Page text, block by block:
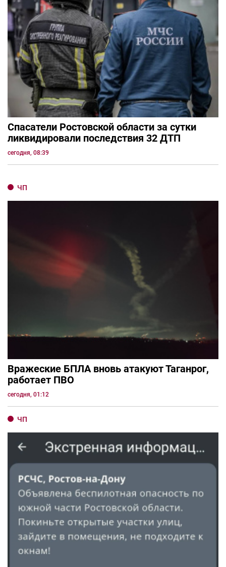
Спасатели Ростовской области за сутки
ликвидировали последствия 32 ДТП
сегодня, 08:39
ЧП
Вражеские БПЛА вновь атакуют Таганрог,
работает ПВО
сегодня, 01:12
ЧП